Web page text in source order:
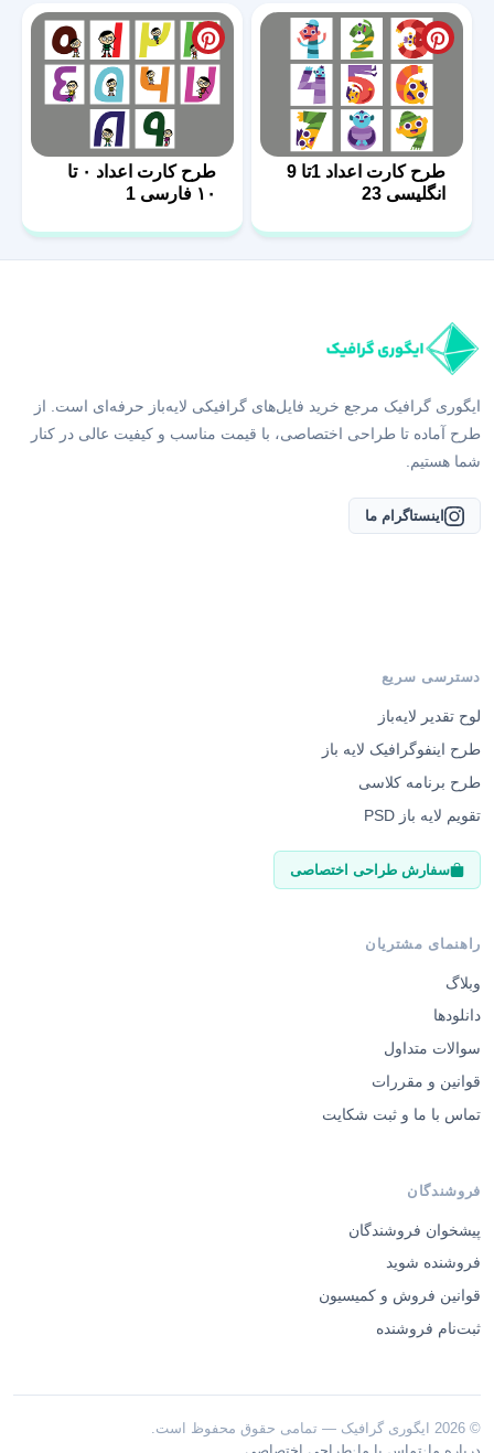
طرح کارت اعداد 1تا 9
انگلیسی 23
طرح کارت اعداد ۰ تا
۱۰ فارسی 1
ایگوری گرافیک مرجع خرید فایل‌های گرافیکی لایه‌باز حرفه‌ای است. از
طرح آماده تا طراحی اختصاصی، با قیمت مناسب و کیفیت عالی در کنار
شما هستیم.
اینستاگرام ما
دسترسی سریع
لوح تقدیر لایه‌باز
طرح اینفوگرافیک لایه باز
طرح برنامه کلاسی
تقویم لایه باز PSD
سفارش طراحی اختصاصی
راهنمای مشتریان
وبلاگ
دانلودها
سوالات متداول
قوانین و مقررات
تماس با ما و ثبت شکایت
فروشندگان
پیشخوان فروشندگان
فروشنده شوید
قوانین فروش و کمیسیون
ثبت‌نام فروشنده
© 2026 ایگوری گرافیک — تمامی حقوق محفوظ است.
·
·